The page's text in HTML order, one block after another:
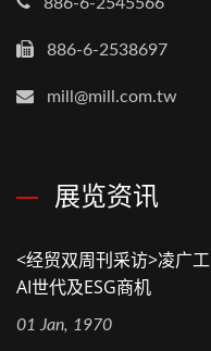
886-6-2545566
886-6-2538697
mill@mill.com.tw
展览资讯
<经贸双周刊采访>凌广
AI世代及ESG商机
01 Jan, 1970